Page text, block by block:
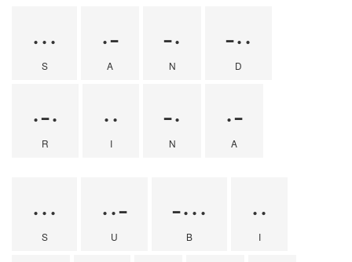
···
S
·-
A
-·
N
-··
D
·-·
R
··
I
-·
N
·-
A
···
S
··-
U
-···
B
··
I